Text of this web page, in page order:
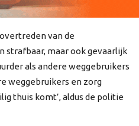
van de
strafbaar, maar ook gevaarlijk
als andere weggebruikers
weggebruikers en zorg
thuis komt’, aldus de politie